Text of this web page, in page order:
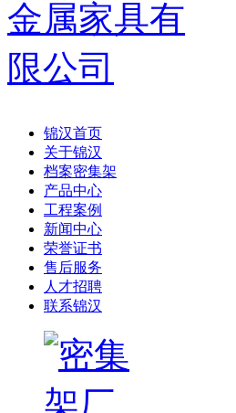
锦汉首页
关于锦汉
档案密集架
产品中心
工程案例
新闻中心
荣誉证书
售后服务
人才招聘
联系锦汉